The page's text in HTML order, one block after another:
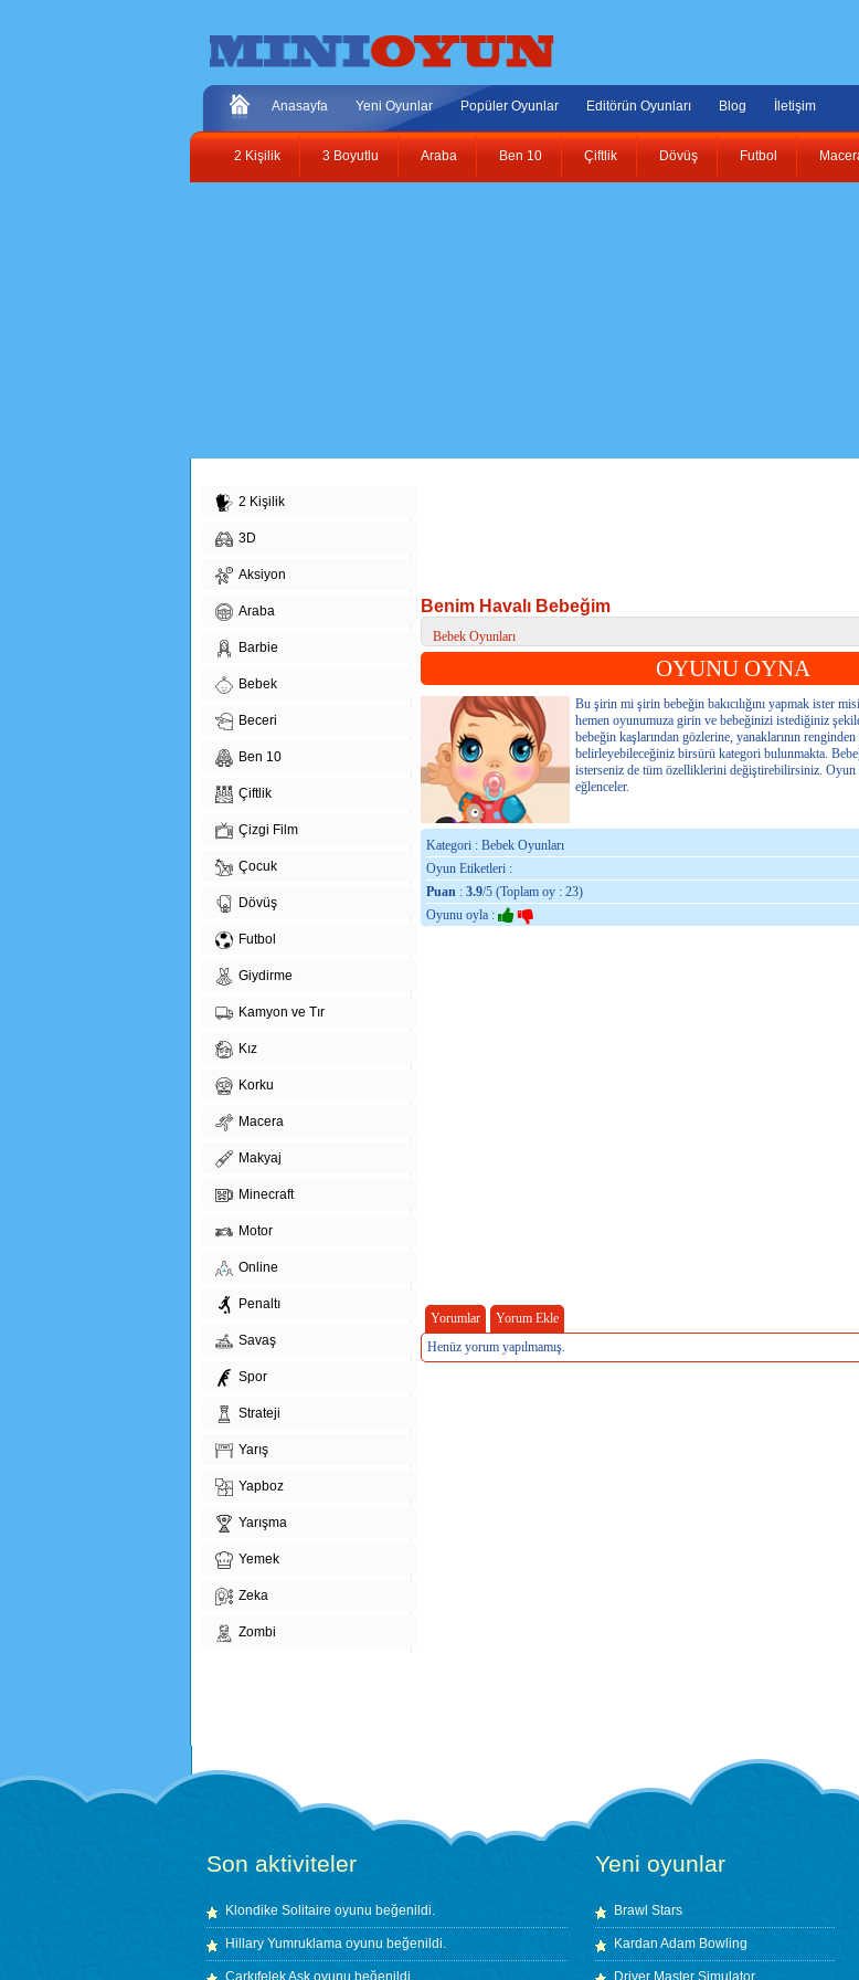
Anasayfa Yeni Oyunlar Popüler Oyunlar Editörün Oyunları Blog İletişim
2 Kişilik 3 Boyutlu Araba Ben 10 Çiftlik Dövüş Futbol
2 Kişilik
3D
Aksiyon
Araba
Barbie
Bebek
Beceri
Ben 10
Çiftlik
Çizgi Film
Çocuk
Dövüş
Futbol
Giydirme
Kamyon ve Tır
Kız
Korku
Macera
Makyaj
Minecraft
Motor
Online
Penaltı
Savaş
Spor
Strateji
Yarış
Yapboz
Yarışma
Yemek
Zeka
Zombi
Benim Havalı Bebeğim
Bebek Oyunları
OYUNU OYNA
Bu şirin mi şirin bebeğin bakıcılığını yapmak ister
hemen oyunumuza girin ve bebeğinizi istediğiniz
bebeğin kaşlarından gözlerine, yanaklarının
belirleyebileceğiniz birsürü kategori bulunmakta.
isterseniz de tüm özelliklerini değiştirebilirsiniz.
eğlenceler.
Kategori : Bebek Oyunları
Oyun Etiketleri :
Puan : 3.9/5 (Toplam oy : 23)
Oyunu oyla :
Yorumlar
Yorum Ekle
Henüz yorum yapılmamış.
Son aktiviteler
Klondike Solitaire oyunu beğenildi.
Hillary Yumruklama oyunu beğenildi.
Çarkıfelek Aşk oyunu beğenildi.
Yeni oyunlar
Brawl Stars
Kardan Adam Bowling
Driver Master Simulator